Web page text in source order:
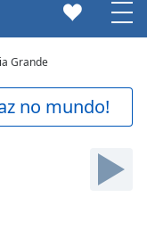
Grande
no mundo!